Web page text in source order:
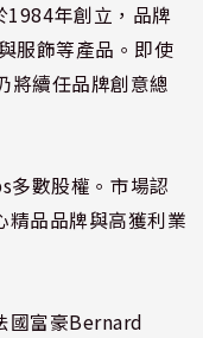
1984年創立，品牌
服飾等產品。即使
將續任品牌創意總
多數股權。市場認
精品品牌與高獲利業
國富豪Bernard